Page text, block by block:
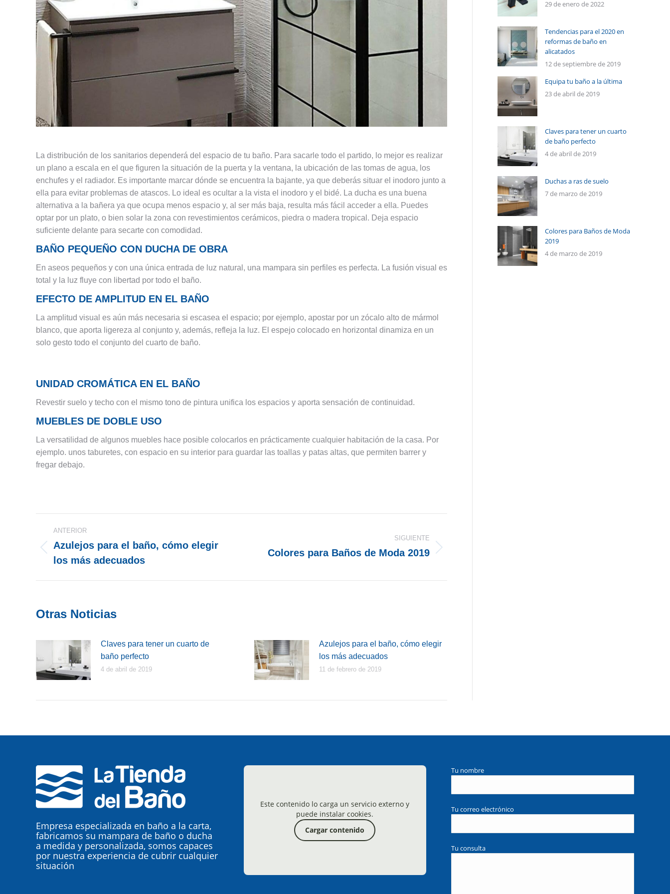
La distribución de los sanitarios dependerá del espacio de tu baño. Para sacarle todo el partido, lo mejor es realizar
un plano a escala en el que figuren la situación de la puerta y la ventana, la ubicación de las tomas de agua, los
enchufes y el radiador. Es importante marcar dónde se encuentra la bajante, ya que deberás situar el inodoro junto a
ella para evitar problemas de atascos. Lo ideal es ocultar a la vista el inodoro y el bidé. La ducha es una buena
alternativa a la bañera ya que ocupa menos espacio y, al ser más baja, resulta más fácil acceder a ella. Puedes
optar por un plato, o bien solar la zona con revestimientos cerámicos, piedra o madera tropical. Deja espacio
suficiente delante para secarte con comodidad.
BAÑO PEQUEÑO CON DUCHA DE OBRA
En aseos pequeños y con una única entrada de luz natural, una mampara sin perfiles es perfecta. La fusión visual es
total y la luz fluye con libertad por todo el baño.
EFECTO DE AMPLITUD EN EL BAÑO
La amplitud visual es aún más necesaria si escasea el espacio; por ejemplo, apostar por un zócalo alto de mármol
blanco, que aporta ligereza al conjunto y, además, refleja la luz. El espejo colocado en horizontal dinamiza en un
solo gesto todo el conjunto del cuarto de baño.
UNIDAD CROMÁTICA EN EL BAÑO
Revestir suelo y techo con el mismo tono de pintura unifica los espacios y aporta sensación de continuidad.
MUEBLES DE DOBLE USO
La versatilidad de algunos muebles hace posible colocarlos en prácticamente cualquier habitación de la casa. Por
ejemplo. unos taburetes, con espacio en su interior para guardar las toallas y patas altas, que permiten barrer y
fregar debajo.
Navegación
entre
publicaciones
ANTERIOR
Publicación
anterior:
Azulejos para el baño, cómo elegir
los más adecuados
SIGUIENTE
Publicación
Colores para Baños de Moda 2019
Otras Noticias
Claves para tener un cuarto de
baño perfecto
4 de abril de 2019
Azulejos para el baño, cómo elegir
los más adecuados
11 de febrero de 2019
29 de enero de 2022
Tendencias para el 2020 en
reformas de baño en
alicatados
12 de septiembre de 2019
Equipa tu baño a la última
23 de abril de 2019
Claves para tener un cuarto
de baño perfecto
4 de abril de 2019
Duchas a ras de suelo
7 de marzo de 2019
Colores para Baños de Moda
2019
4 de marzo de 2019
Empresa especializada en baño a la carta,
fabricamos su mampara de baño o ducha
a medida y personalizada, somos capaces
por nuestra experiencia de cubrir cualquier
situación
Este contenido lo carga un servicio externo y
puede instalar cookies.
Cargar contenido
Tu nombre
Tu correo electrónico
Tu consulta